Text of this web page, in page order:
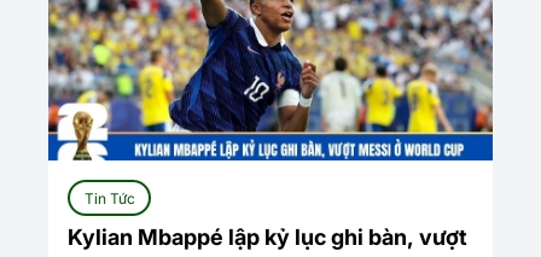
Tin Tức
Kylian Mbappé lập kỷ lục ghi bàn, vượt